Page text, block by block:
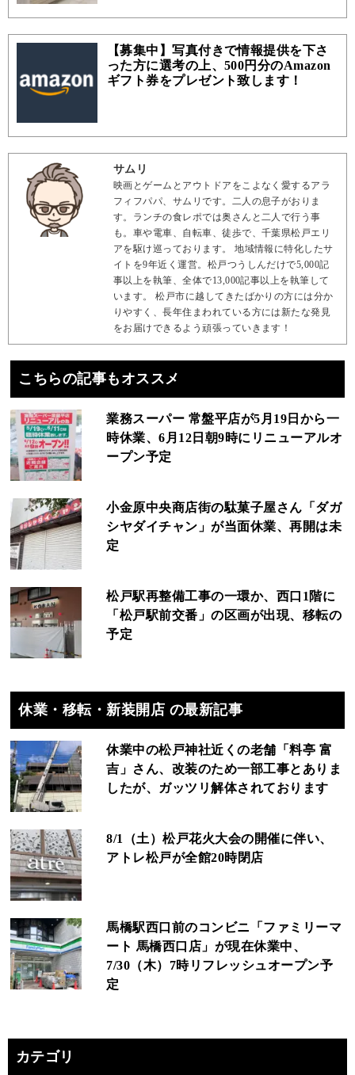
【募集中】写真付きで情報提供を下さ
った方に選考の上、500円分のAmazon
ギフト券をプレゼント致します！
サムリ
映画とゲームとアウトドアをこよなく愛するアラ
フィフパパ、サムリです。二人の息子がおりま
す。ランチの食レポでは奥さんと二人で行う事
も。車や電車、自転車、徒歩で、千葉県松戸エリ
アを駆け巡っております。 地域情報に特化したサ
イトを9年近く運営。松戸つうしんだけで5,000記
事以上を執筆、全体で13,000記事以上を執筆して
います。 松戸市に越してきたばかりの方には分か
りやすく、長年住まわれている方には新たな発見
をお届けできるよう頑張っていきます！
こちらの記事もオススメ
業務スーパー 常盤平店が5月19日から一
時休業、6月12日朝9時にリニューアルオ
ープン予定
小金原中央商店街の駄菓子屋さん「ダガ
シヤダイチャン」が当面休業、再開は未
定
松戸駅再整備工事の一環か、西口1階に
「松戸駅前交番」の区画が出現、移転の
予定
休業・移転・新装開店 の最新記事
休業中の松戸神社近くの老舗「料亭 富
吉」さん、改装のため一部工事とありま
したが、ガッツリ解体されております
8/1（土）松戸花火大会の開催に伴い、
アトレ松戸が全館20時閉店
馬橋駅西口前のコンビニ「ファミリーマ
ート 馬橋西口店」が現在休業中、
7/30（木）7時リフレッシュオープン予
定
カテゴリ